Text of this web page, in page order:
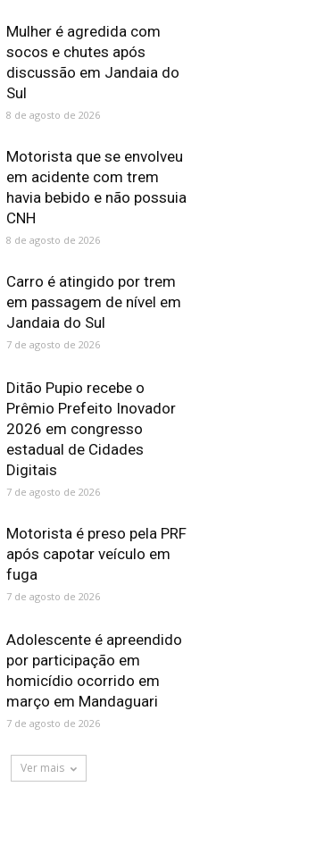
Mulher é agredida com
socos e chutes após
discussão em Jandaia do
Sul
8 de agosto de 2026
Motorista que se envolveu
em acidente com trem
havia bebido e não possuia
CNH
8 de agosto de 2026
Carro é atingido por trem
em passagem de nível em
Jandaia do Sul
7 de agosto de 2026
Ditão Pupio recebe o
Prêmio Prefeito Inovador
2026 em congresso
estadual de Cidades
Digitais
7 de agosto de 2026
Motorista é preso pela PRF
após capotar veículo em
fuga
7 de agosto de 2026
Adolescente é apreendido
por participação em
homicídio ocorrido em
março em Mandaguari
7 de agosto de 2026
Ver mais